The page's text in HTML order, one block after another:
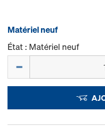
Matériel neuf
État : Matériel neuf